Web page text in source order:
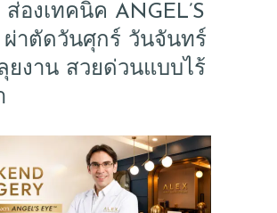
ส่องเทคนิค ANGEL’S
ผ่าตัดวันศุกร์ วันจันทร์
ยงาน สวยด่วนแบบไร้